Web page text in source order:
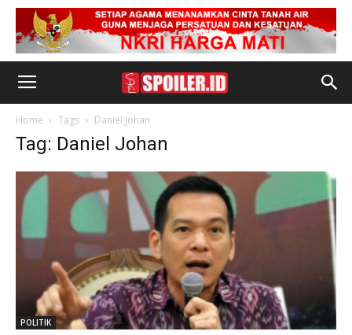
Home Tags Daniel Johan
Tag: Daniel Johan
POLITIK